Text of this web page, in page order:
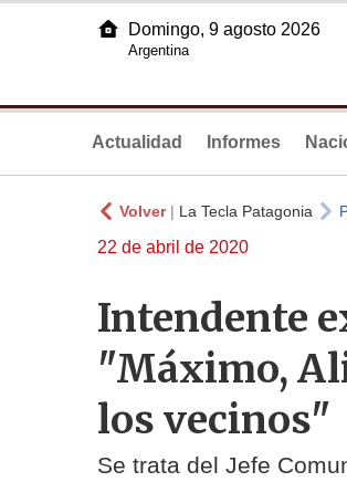
Domingo, 9 agosto 2026
Argentina
Actualidad Informes
Volver| La Tecla Patagonia
22 de abril de 2020
Intendente
"Máximo,
los vecinos"
Se trata del Jefe